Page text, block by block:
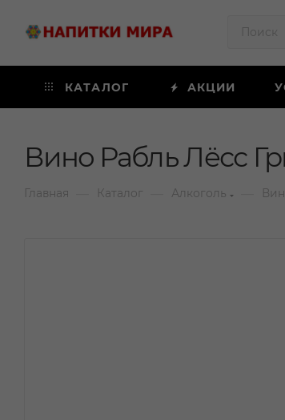
КАТАЛОГ АКЦИИ
Вино Рабль Лёсс
Главная Каталог Алкоголь